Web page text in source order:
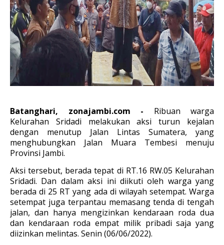
Batanghari, zonajambi.com - Ribuan warga
Kelurahan Sridadi melakukan aksi turun kejalan
dengan menutup Jalan Lintas Sumatera, yang
menghubungkan Jalan Muara Tembesi menuju
Provinsi Jambi.
Aksi tersebut, berada tepat di RT.16 RW.05 Kelurahan
Sridadi. Dan dalam aksi ini diikuti oleh warga yang
berada di 25 RT yang ada di wilayah setempat. Warga
setempat juga terpantau memasang tenda di tengah
jalan, dan hanya mengizinkan kendaraan roda dua
dan kendaraan roda empat milik pribadi saja yang
diizinkan melintas. Senin (06/06/2022).